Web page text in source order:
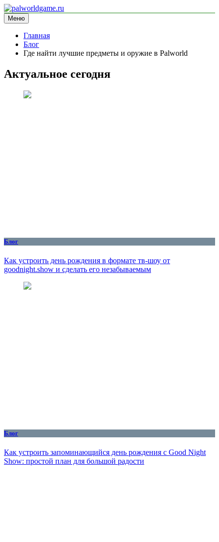
Перейти
к
содержимому
palworldgame.ru
информационный сайт
Меню
Главная
Блог
Где найти лучшие предметы и оружие в Palworld
Актуальное сегодня
Блог
Как устроить день рождения в формате тв-шоу от
goodnight.show и сделать его незабываемым
Блог
Как устроить запоминающийся день рождения с Good Night
Show: простой план для большой радости